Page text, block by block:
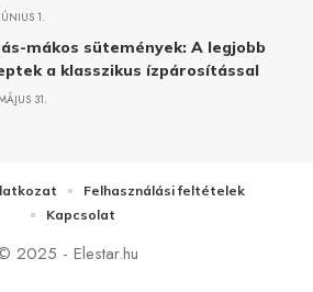
1.
mákos sütemények: A legjobb
a klasszikus ízpárosítással
31.
2025 - Elestar.hu
Felhasználási feltételek
Kapcsolat